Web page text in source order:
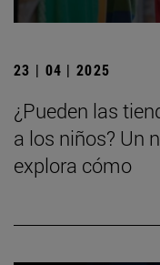
23 | 04 | 2025
¿Pueden las
a los niños? Un
explora cómo